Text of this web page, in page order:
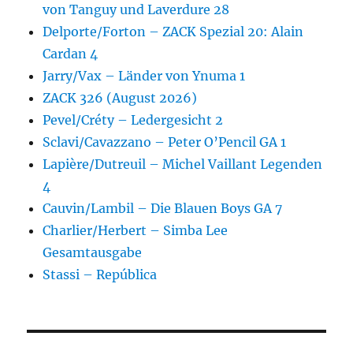
von Tanguy und Laverdure 28
Delporte/Forton – ZACK Spezial 20: Alain
Cardan 4
Jarry/Vax – Länder von Ynuma 1
ZACK 326 (August 2026)
Pevel/Créty – Ledergesicht 2
Sclavi/Cavazzano – Peter O’Pencil GA 1
Lapière/Dutreuil – Michel Vaillant Legenden
4
Cauvin/Lambil – Die Blauen Boys GA 7
Charlier/Herbert – Simba Lee
Gesamtausgabe
Stassi – República